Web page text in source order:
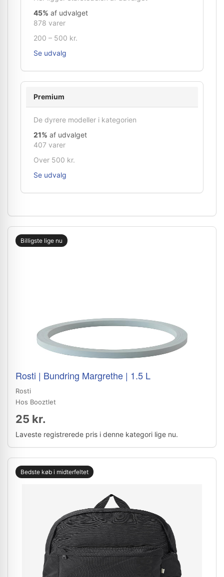
45% af udvalget
878 varer
200 – 500 kr.
Se udvalg
Premium
De dyrere modeller i kategorien
21% af udvalget
407 varer
Over 500 kr.
Se udvalg
Billigste lige nu
Rosti | Bundring Margrethe | 1.5 L
Rosti
Hos Booztlet
25 kr.
Laveste registrerede pris i denne kategori lige nu.
Bedste køb i midterfeltet